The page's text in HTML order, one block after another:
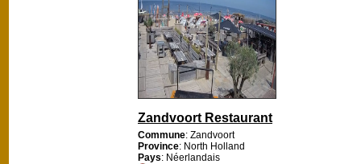
Zandvoort Restaurant
Commune: Zandvoort
Province: North Holland
Pays: Néerlandais